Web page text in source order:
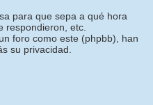
para que sepa a qué hora
respondieron, etc.
foro como este (phpbb), han
su privacidad.